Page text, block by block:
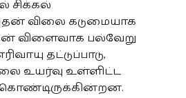
சிக்கல்
விலை கடுமையாக
விளைவாக பல்வேறு
தட்டுப்பாடு,
உயர்வு உள்ளிட்ட